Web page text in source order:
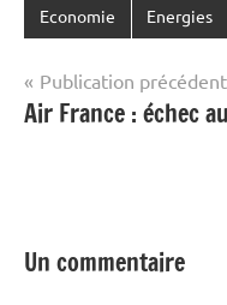
Economie Energies
Navigation
de
Publication
Air France : échec
Un commentaire